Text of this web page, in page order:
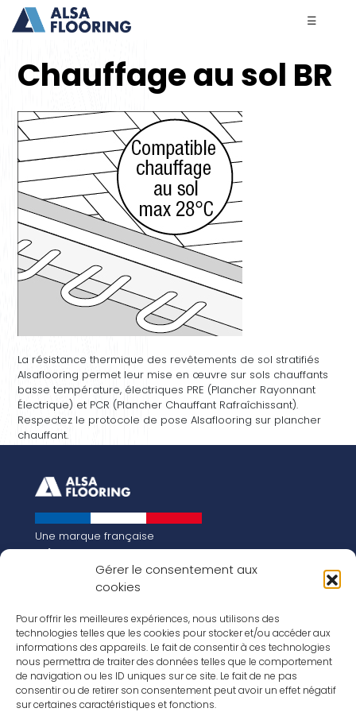
Gérer le consentement aux
cookies
Pour offrir les meilleures expériences, nous utilisons des
technologies telles que les cookies pour stocker et/ou accéder aux
informations des appareils. Le fait de consentir à ces technologies
nous permettra de traiter des données telles que le comportement
de navigation ou les ID uniques sur ce site. Le fait de ne pas
consentir ou de retirer son consentement peut avoir un effet négatif
sur certaines caractéristiques et fonctions.
☰
Chauffage au sol BR
La résistance thermique des revêtements de sol stratifiés
Alsaflooring permet leur mise en œuvre sur sols chauffants
basse température, électriques PRE (Plancher Rayonnant
Électrique) et PCR (Plancher Chauffant Rafraîchissant).
Respectez le protocole de pose Alsaflooring sur plancher
chauffant.
Une marque française
Qui sommes-nous
Notre histoire
Les chiffres clés
FR
EN
Nos revêtements
Nos Stratifiés
Nos accessoires
Nos parquets